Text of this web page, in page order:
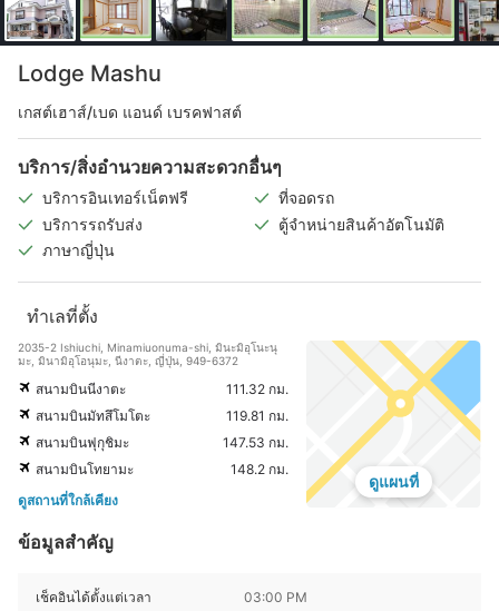
Lodge Mashu
เกสต์เฮาส์/เบด แอนด์ เบรคฟาสต์
บริการ/สิ่งอำนวยความสะดวกอื่นๆ
บริการอินเทอร์เน็ตฟรี
ที่จอดรถ
บริการรถรับส่ง
ตู้จำหน่ายสินค้าอัตโนมัติ
ภาษาญี่ปุ่น
ทำเลที่ตั้ง
2035-2 Ishiuchi, Minamiuonuma-shi, มินะมิอุโนะนุ
มะ, มินามิอุโอนุมะ, นีงาตะ, ญี่ปุ่น, 949-6372
สนามบินนีงาตะ
111.32 กม.
สนามบินมัทสึโมโตะ
119.81 กม.
สนามบินฟุกุชิมะ
147.53 กม.
สนามบินโทยามะ
148.2 กม.
ดูสถานที่ใกล้เคียง
ดูแผนที่
ข้อมูลสำคัญ
เช็คอินได้ตั้งแต่เวลา 03:00 PM